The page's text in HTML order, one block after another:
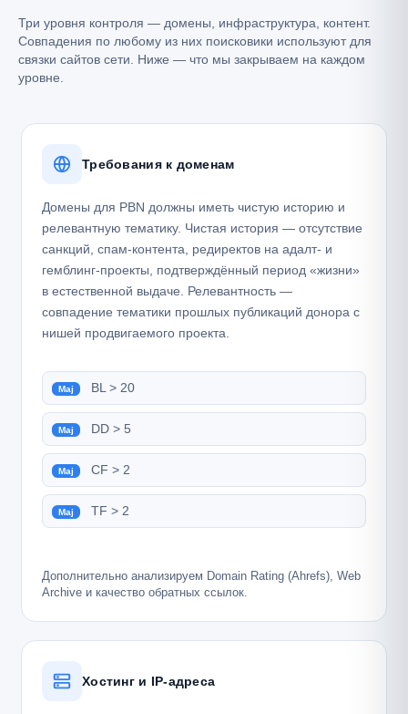
Три уровня контроля — домены, инфраструктура, контент.
Совпадения по любому из них поисковики используют для
связки сайтов сети. Ниже — что мы закрываем на каждом
уровне.
Требования к доменам
Домены для PBN должны иметь чистую историю и
релевантную тематику. Чистая история — отсутствие
санкций, спам-контента, редиректов на адалт- и
гемблинг-проекты, подтверждённый период «жизни»
в естественной выдаче. Релевантность —
совпадение тематики прошлых публикаций донора с
нишей продвигаемого проекта.
Maj BL > 20
Maj DD > 5
Maj CF > 2
Maj TF > 2
Дополнительно анализируем Domain Rating (Ahrefs), Web
Archive и качество обратных ссылок.
Хостинг и IP-адреса